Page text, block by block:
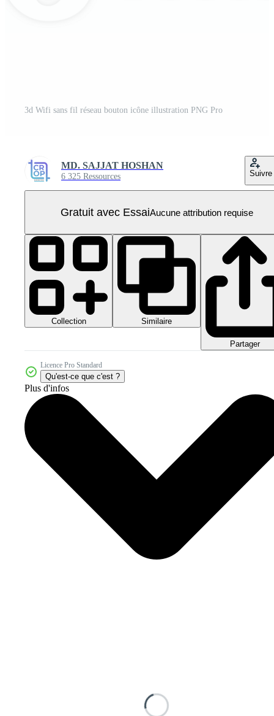
3d Wifi sans fil réseau bouton icône illustration PNG Pro
MD. SAJJAT HOSHAN
6 325 Ressources Suivre
Gratuit avec EssaiAucune attribution requise
Collection Similaire
Partager
Licence Pro Standard
Qu'est-ce que c'est ?
Plus d'infos